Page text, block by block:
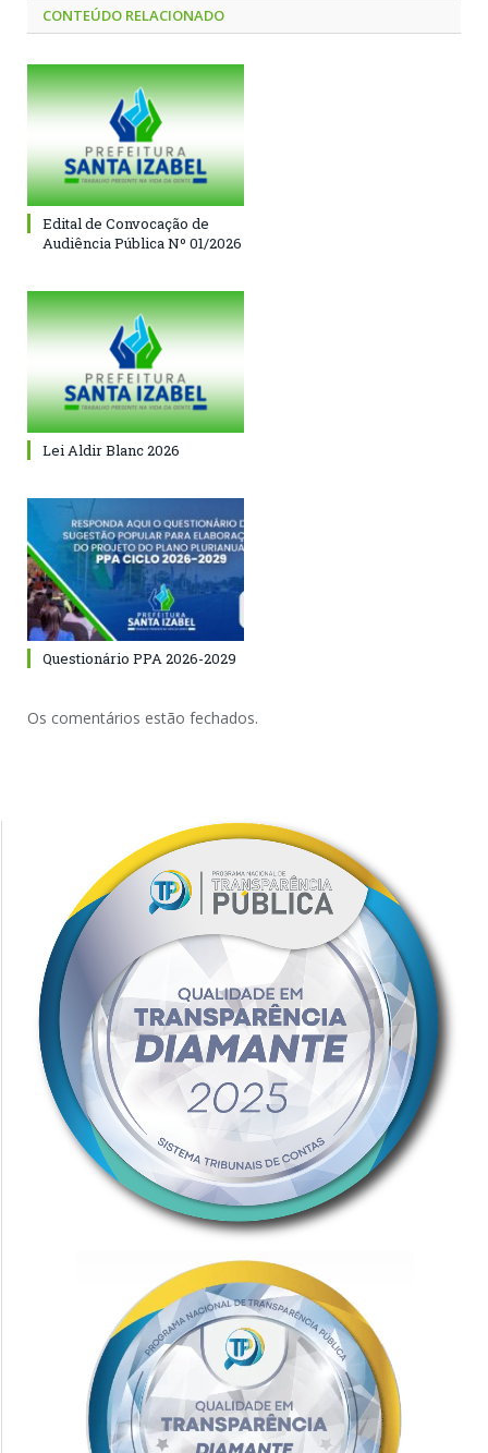
CONTEÚDO RELACIONADO
Edital de Convocação de
Audiência Pública Nº 01/2026
Lei Aldir Blanc 2026
Questionário PPA 2026-2029
Os comentários estão fechados.